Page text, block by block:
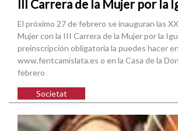
III Carrera de la Mujer por la
El próximo 27 de febrero se inauguran las
Mujer con la III Carrera de la Mujer por la
preinscripción obligatoria la puedes hacer en
www.fentcamislata.es o en la Casa de la
febrero
Societat